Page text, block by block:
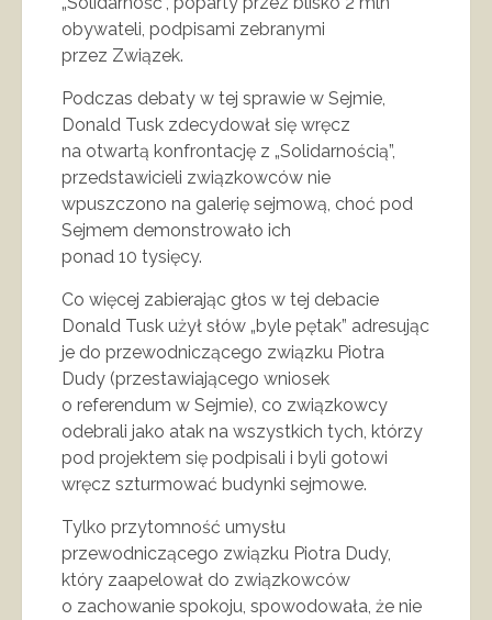
obywateli, podpisami zebranymi
przez Związek.
Podczas debaty w tej sprawie w Sejmie,
Donald Tusk zdecydował się wręcz
na otwartą konfrontację z „Solidarnością”,
przedstawicieli związkowców nie
wpuszczono na galerię sejmową, choć pod
Sejmem demonstrowało ich
ponad 10 tysięcy.
Co więcej zabierając głos w tej debacie
Donald Tusk użył słów „byle pętak” adresując
je do przewodniczącego związku Piotra
Dudy (przestawiającego wniosek
o referendum w Sejmie), co związkowcy
odebrali jako atak na wszystkich tych, którzy
pod projektem się podpisali i byli gotowi
wręcz szturmować budynki sejmowe.
Tylko przytomność umysłu
przewodniczącego związku Piotra Dudy,
który zaapelował do związkowców
o zachowanie spokoju, spowodowała, że nie